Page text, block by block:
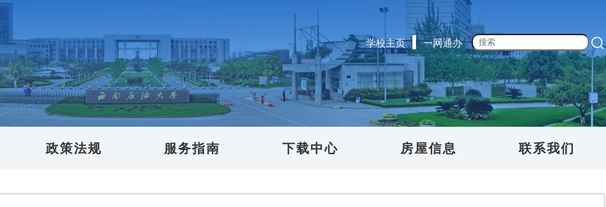
学校主页 一网通办
政策法规 服务指南 下载中心 房屋信息 联系我们